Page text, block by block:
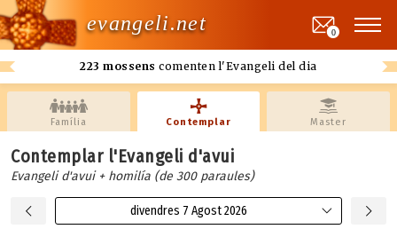
evangeli.net
223 mossens comenten l'Evangeli del dia
0
Família Contemplar Master
Contemplar l'Evangeli d'avui
Evangeli d'avui + homilía (de 300 paraules)
divendres 7 Agost 2026